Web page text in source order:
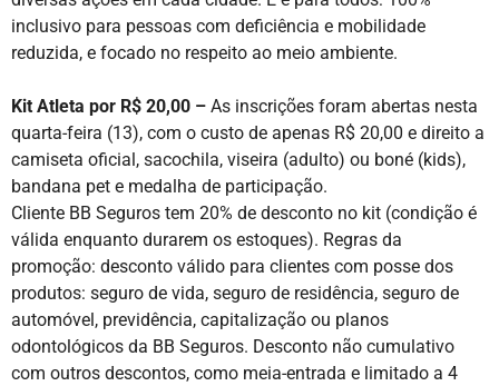
inclusivo para pessoas com deficiência e mobilidade
reduzida, e focado no respeito ao meio ambiente.
Kit Atleta por R$ 20,00 – As inscrições foram abertas nesta
quarta-feira (13), com o custo de apenas R$ 20,00 e direito a
camiseta oficial, sacochila, viseira (adulto) ou boné (kids),
bandana pet e medalha de participação.
Cliente BB Seguros tem 20% de desconto no kit (condição é
válida enquanto durarem os estoques). Regras da
promoção: desconto válido para clientes com posse dos
produtos: seguro de vida, seguro de residência, seguro de
automóvel, previdência, capitalização ou planos
odontológicos da BB Seguros. Desconto não cumulativo
com outros descontos, como meia-entrada e limitado a 4